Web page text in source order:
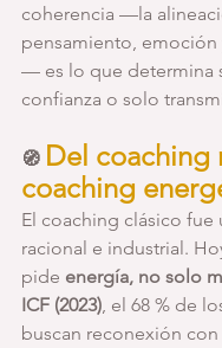
coherencia —la
pensamiento, emoción
— es lo que determina
confianza o solo
🧭 Del coaching
coaching
El coaching clásico fue
racional e industrial.
pide energía, no solo
ICF (2023) , el 68 % de
buscan reconexión